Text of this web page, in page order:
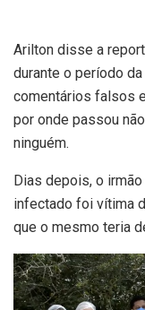
Arilton disse a
durante o período
comentários falsos
por onde passou
ninguém.
Dias depois, o
infectado foi vítima
que o mesmo teria